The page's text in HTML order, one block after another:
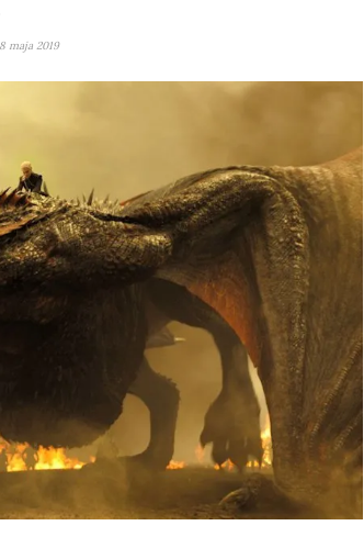
maja 2019